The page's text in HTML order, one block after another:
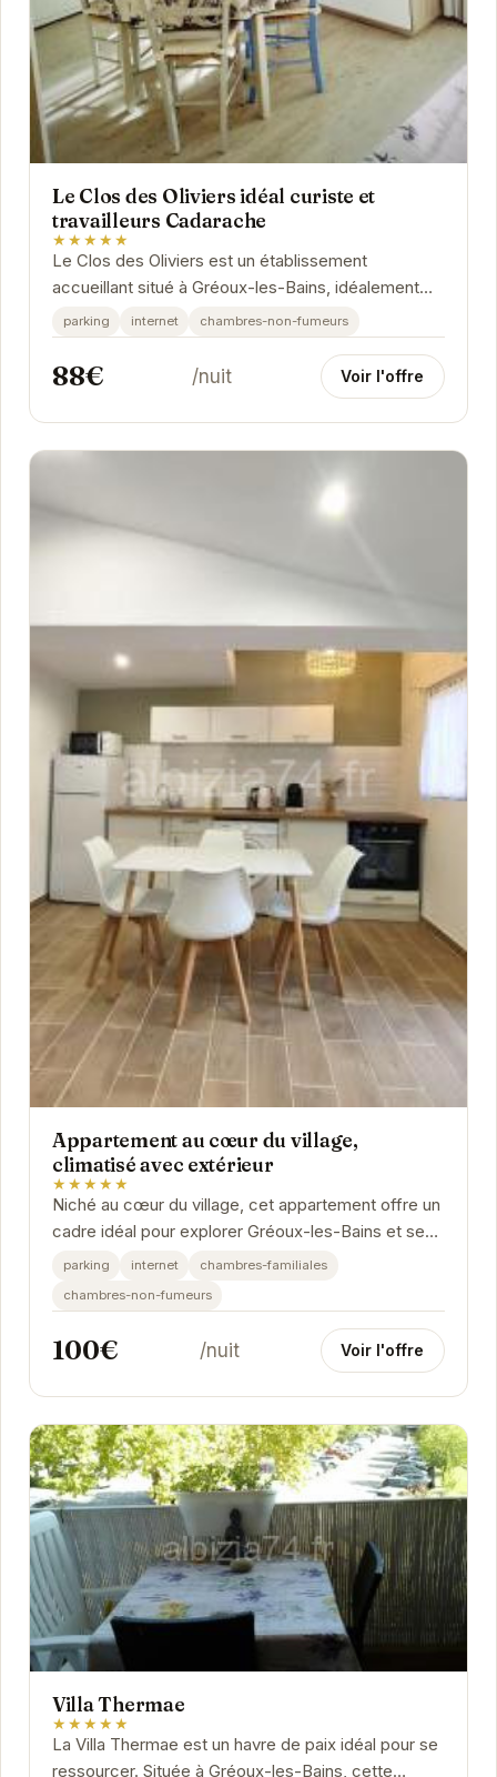
Le Clos des Oliviers idéal curiste et
travailleurs Cadarache
★★★★★
Le Clos des Oliviers est un établissement
accueillant situé à Gréoux-les-Bains, idéalement
placé pour les curistes et les personnes
travaillant...
parking internet chambres-non-fumeurs
88€ /nuit Voir l'offre
Appartement au cœur du village,
climatisé avec extérieur
★★★★★
Niché au cœur du village, cet appartement offre un
cadre idéal pour explorer Gréoux-les-Bains et ses
environs. Son emplacement privilégié vous...
parking internet
chambres-familiales
chambres-non-fumeurs
100€ /nuit Voir l'offre
Villa Thermae
★★★★★
La Villa Thermae est un havre de paix idéal pour se
ressourcer. Située à Gréoux-les-Bains, cette